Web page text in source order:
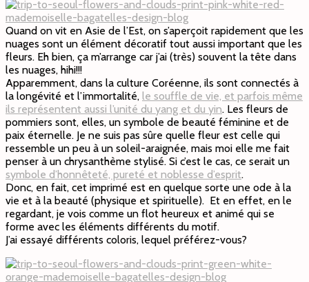
Quand on vit en Asie de l’Est, on s’aperçoit rapidement que les
nuages sont un élément décoratif tout aussi important que les
fleurs. Eh bien, ça m’arrange car j’ai (très) souvent la tête dans
les nuages, hihi!!!
Apparemment, dans la culture Coréenne, ils sont connectés à
la longévité et l’immortalité, le souffle de vie, et parfois même
ils représentent aussi l’unité du yang et du yin. Les fleurs de
pommiers sont, elles, un symbole de beauté féminine et de
paix éternelle. Je ne suis pas sûre quelle fleur est celle qui
ressemble un peu à un soleil-araignée, mais moi elle me fait
penser à un chrysanthème stylisé. Si c’est le cas, ce serait un
symbole d’honnêteté, pureté et noblesse d’esprit.
Donc, en fait, cet imprimé est en quelque sorte une ode à la
vie et à la beauté (physique et spirituelle). Et en effet, en le
regardant, je vois comme un flot heureux et animé qui se
forme avec les éléments différents du motif.
J’ai essayé différents coloris, lequel préférez-vous?